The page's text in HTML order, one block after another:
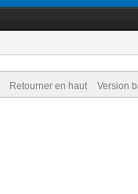
Retourner en haut Version